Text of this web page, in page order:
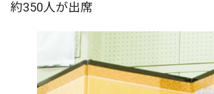
約350人が出席